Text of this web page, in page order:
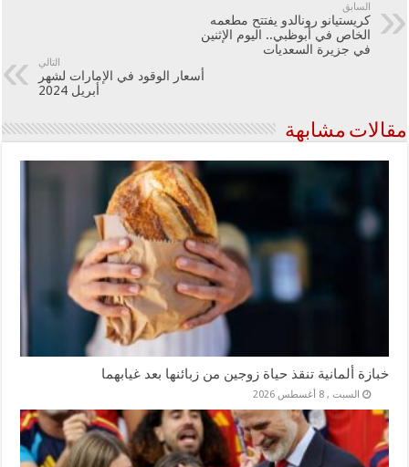
السابق
كريستيانو رونالدو يفتتح مطعمه
الخاص في أبوظبي.. اليوم الإثنين
في جزيرة السعديات
التالي
أسعار الوقود في الإمارات لشهر
أبريل 2024
مقالات مشابهة
خبازة ألمانية تنقذ حياة زوجين من زبائنها بعد غيابهما
السبت , 8 أغسطس 2026